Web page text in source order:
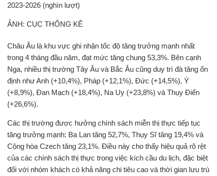
2023-2026 (nghìn lượt)
ẢNH: CỤC THỐNG KÊ
Châu Âu là khu vực ghi nhận tốc độ tăng trưởng mạnh nhất
trong 4 tháng đầu năm, đạt mức tăng chung 53,3%. Bên cạnh
Nga, nhiều thị trường Tây Âu và Bắc Âu cũng duy trì đà tăng ổn
định như Anh (+10,4%), Pháp (+12,1%), Đức (+14,5%), Ý
(+8,9%), Đan Mạch (+18,4%), Na Uy (+23,8%) và Thụy Điển
(+26,6%).
Các thị trường được hưởng chính sách miễn thị thực tiếp tục
tăng trưởng mạnh: Ba Lan tăng 52,7%, Thụy Sĩ tăng 19,4% và
Cộng hòa Czech tăng 23,1%. Điều này cho thấy hiệu quả rõ rệt
của các chính sách thị thực trong việc kích cầu du lịch, đặc biệt
đối với nhóm khách có khả năng chi tiêu cao và thời gian lưu trú